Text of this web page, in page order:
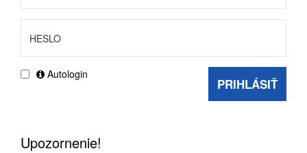
Autologin
PRIHLÁSIŤ
Upozornenie!